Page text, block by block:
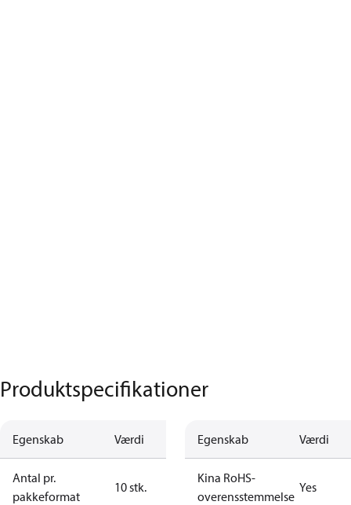
Produktspecifikationer
Egenskab Værdi
Antal pr.
pakkeformat
10 stk.
Egenskab Værdi
Kina RoHS-
overensstemmelse
Yes